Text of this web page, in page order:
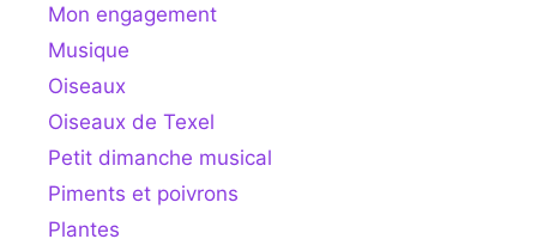
Mon engagement
Musique
Oiseaux
Oiseaux de Texel
Petit dimanche musical
Piments et poivrons
Plantes